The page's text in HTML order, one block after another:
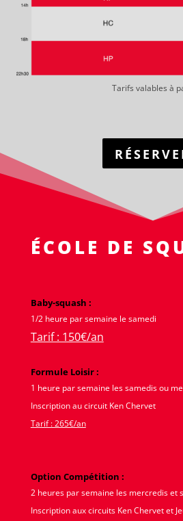
Tarifs valables à
ÉCOLE DE
Baby-squash :
1/2 heure par semaine le samedi
Tarif : 150€/an
Formule Loisir :
1 heure par semaine les samedis ou
Inscription au circuit Ken Chervet
Tarif : 265€/an
Option Compétition :
2 heures par semaine les mercredis et
Inscription aux circuits Ken Chervet et